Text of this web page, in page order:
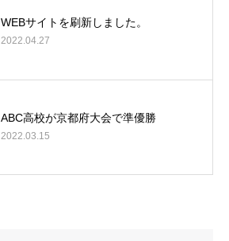
WEBサイトを刷新しました。
2022.04.27
ABC高校が京都府大会で準優勝
2022.03.15